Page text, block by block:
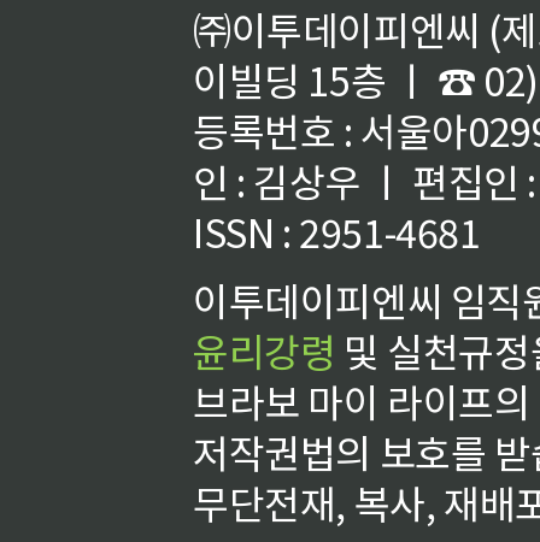
㈜이투데이피엔씨 (
이빌딩 15층 ㅣ ☎
등록번호 : 서울아
인 : 김상우 ㅣ 편집인
ISSN : 2951-4681
이투데이피엔씨 임
윤리강령 및 실천규
브라보 마이 라이프
저작권법의 보호를
무단전재, 복사, 재배